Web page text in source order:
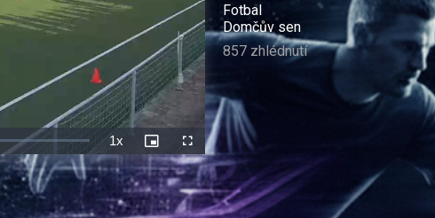
1xRychlost
přehrávání
Picture-
in-
Picture
Celá
obrazovka
Fotbal
Domčův sen
857 zhlédnutí